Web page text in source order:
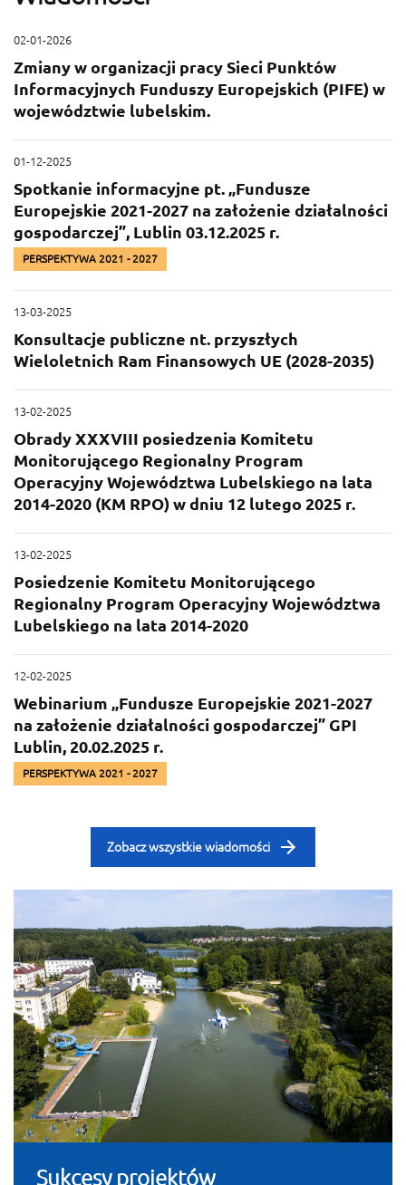
02-01-2026
Zmiany w organizacji pracy Sieci Punktów
Informacyjnych Funduszy Europejskich (PIFE) w
województwie lubelskim.
01-12-2025
Spotkanie informacyjne pt. „Fundusze
Europejskie 2021-2027 na założenie działalności
gospodarczej”, Lublin 03.12.2025 r.
PERSPEKTYWA 2021 - 2027
13-03-2025
Konsultacje publiczne nt. przyszłych
Wieloletnich Ram Finansowych UE (2028-2035)
13-02-2025
Obrady XXXVIII posiedzenia Komitetu
Monitorującego Regionalny Program
Operacyjny Województwa Lubelskiego na lata
2014-2020 (KM RPO) w dniu 12 lutego 2025 r.
13-02-2025
Posiedzenie Komitetu Monitorującego
Regionalny Program Operacyjny Województwa
Lubelskiego na lata 2014-2020
12-02-2025
Webinarium „Fundusze Europejskie 2021-2027
na założenie działalności gospodarczej” GPI
Lublin, 20.02.2025 r.
PERSPEKTYWA 2021 - 2027
Zobacz wszystkie wiadomości
Sukcesy projektów